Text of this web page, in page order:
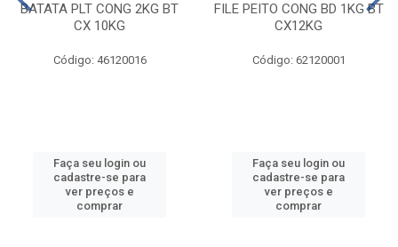
BATATA PLT CONG 2KG BT
CX 10KG
Código: 46120016
Faça seu login ou
cadastre-se para
ver preços e
comprar
FILE PEITO CONG BD 1KG BT
CX12KG
Código: 62120001
Faça seu login ou
cadastre-se para
ver preços e
comprar